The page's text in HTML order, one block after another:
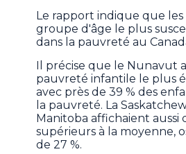
Le rapport indique que
groupe d'âge le plus
dans la pauvreté au
Il précise que le Nunavut
pauvreté infantile le plus
avec près de 39 % des
la pauvreté. La
Manitoba affichaient aussi
supérieurs à la moyenne,
de 27 %.